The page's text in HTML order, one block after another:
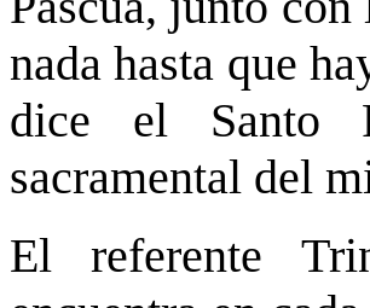
nada hasta que
dice el Santo
sacramental del
El referente